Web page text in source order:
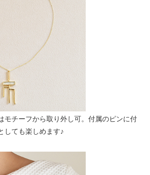
モチーフから取り外し可。付属のピンに付
しても楽しめます♪